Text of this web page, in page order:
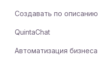
Создавать по описанию
QuintaChat
Автоматизация бизнеса